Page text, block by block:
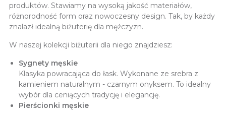
produktów. Stawiamy na wysoką jakość materiałów,
różnorodność form oraz nowoczesny design. Tak, by każdy
znalazł idealną biżuterię dla mężczyzn.
W naszej kolekcji biżuterii dla niego znajdziesz:
Sygnety męskie
Klasyka powracająca do łask. Wykonane ze srebra z
kamieniem naturalnym - czarnym onyksem. To idealny
wybór dla ceniących tradycję i elegancję.
Pierścionki męskie